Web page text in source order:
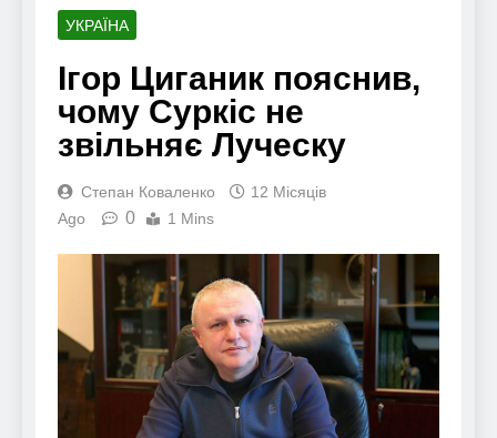
УКРАЇНА
Ігор Циганик пояснив,
чому Суркіс не
звільняє Луческу
Степан Коваленко
12 Місяців
Ago
0 1 Mins